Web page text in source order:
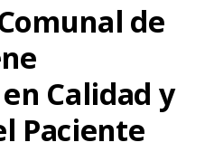
de
Calidad y
Paciente